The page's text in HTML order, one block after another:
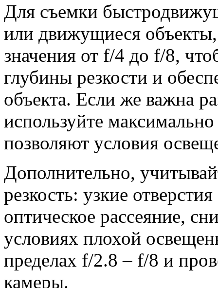
Для съемки
или движущиеся
значения от f/4 до f/8,
глубины резкости и
объекта. Если же важна
используйте
позволяют условия
Дополнительно,
резкость: узкие
оптическое рассеяние,
условиях плохой
пределах f/2.8 – f/8 и
камеры.